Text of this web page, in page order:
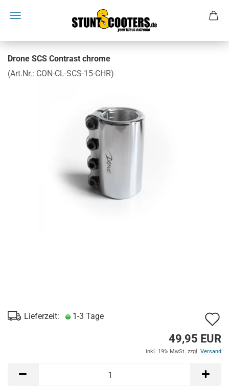
Drone SCS Contrast chrome
(Art.Nr.: CON-CL-SCS-15-CHR)
Lieferzeit: 1-3 Tage
49,95 EUR
inkl. 19% MwSt. zzgl. Versand